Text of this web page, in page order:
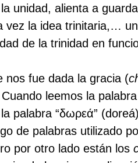
unidad, alienta a
vez la idea trinitaria,…
de la trinidad en
nos fue dada la gracia (
Cuando leemos la
palabra “δωρεά”
de palabras utilizado
por otro lado están los